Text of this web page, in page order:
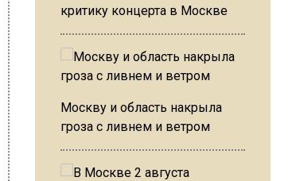
критику концерта в Москве
Москву и область накрыла
гроза с ливнем и ветром